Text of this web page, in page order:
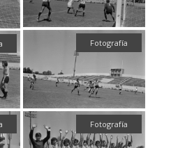
Fotografía
Fotografía